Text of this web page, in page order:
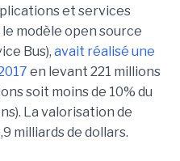
et services
modèle open source
Bus), avait réalisé une
en levant 221 millions
soit moins de 10% du
La valorisation de
milliards de dollars.